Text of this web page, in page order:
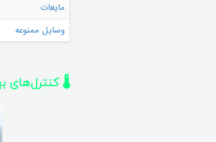
مایعات
وسایل ممنوعه
🌡️ کنترل‌های